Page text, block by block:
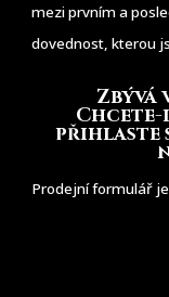
mezi prvním a
dovednost, kterou
Zbývá
přihlaste
Prodejní formulář